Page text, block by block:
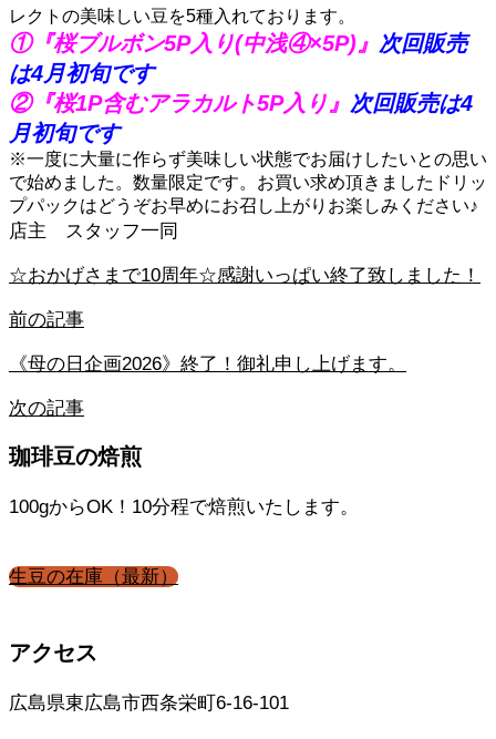
レクトの美味しい豆を5種入れております。
①『桜ブルボン5P入り(中浅④×5P)』 次回販売
は4月初旬です
②『桜1P含むアラカルト5P入り』 次回販売は4
月初旬です
※一度に大量に作らず美味しい状態でお届けしたいとの思い
で始めました。数量限定です。お買い求め頂きましたドリッ
プパックはどうぞお早めにお召し上がりお楽しみください♪
店主 スタッフ一同
☆おかげさまで10周年☆感謝いっぱい終了致しました！
前の記事
《母の日企画2026》終了！御礼申し上げます。
次の記事
珈琲豆の焙煎
100gからOK！10分程で焙煎いたします。
生豆の在庫（最新）
アクセス
広島県東広島市西条栄町6-16-101